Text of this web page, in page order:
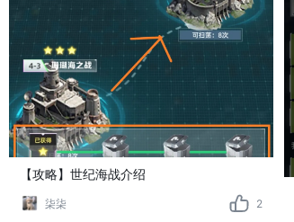
【攻略】世纪海战介绍
柒柒 2